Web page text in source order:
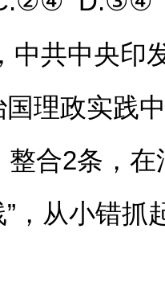
中共中央印
理政实践
整合2条，
”，从小错